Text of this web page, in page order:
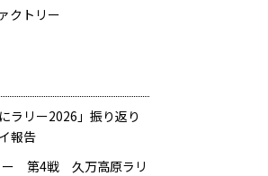
クトリー
ラリー2026」振り返り
報告
ー 第4戦 久万高原ラリ